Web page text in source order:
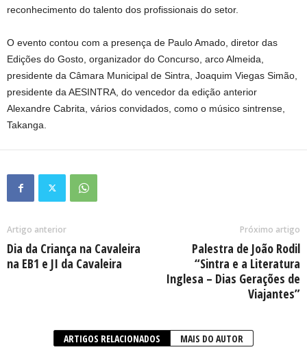
reconhecimento do talento dos profissionais do setor.
O evento contou com a presença de Paulo Amado, diretor das
Edições do Gosto, organizador do Concurso, arco Almeida,
presidente da Câmara Municipal de Sintra, Joaquim Viegas Simão,
presidente da AESINTRA, do vencedor da edição anterior
Alexandre Cabrita, vários convidados, como o músico sintrense,
Takanga.
Artigo anterior
Dia da Criança na Cavaleira
na EB1 e JI da Cavaleira
Próximo artigo
Palestra de João Rodil
“Sintra e a Literatura
Inglesa – Dias Gerações de
Viajantes”
ARTIGOS RELACIONADOS MAIS DO AUTOR